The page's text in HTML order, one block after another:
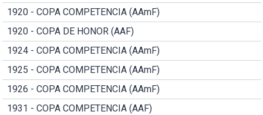
1920 - COPA COMPETENCIA (AAmF)
1920 - COPA DE HONOR (AAF)
1924 - COPA COMPETENCIA (AAmF)
1925 - COPA COMPETENCIA (AAmF)
1926 - COPA COMPETENCIA (AAmF)
1931 - COPA COMPETENCIA (AAF)